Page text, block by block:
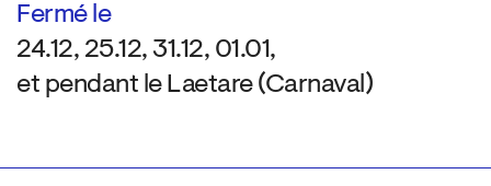
Fermé le
24.12, 25.12, 31.12, 01.01,
et pendant le Laetare (Carnaval)